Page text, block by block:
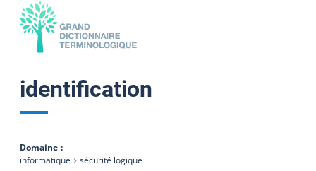
identification
Domaine
informatique
sécurité logique